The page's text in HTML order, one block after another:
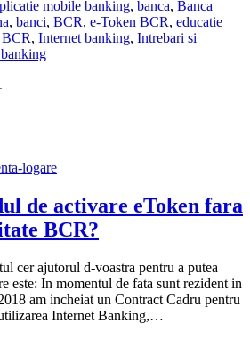
mobile banking, banca, Banca
, banci, BCR, e-Token BCR, educatie
, Internet banking, Intrebari si
de activare eToken fara
BCR?
cer ajutorul d-voastra pentru a putea
este: In momentul de fata sunt rezident in
am incheiat un Contract Cadru pentru
Internet Banking,…